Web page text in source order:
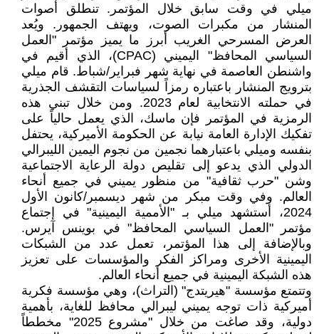
ميلي في وقت سابق خلال المؤتمر. تنطلق أصوات
المنشار من مكبرات الصوت، ويهتف الجمهور. ويُعد
العرض المسرحي الغريب أبرز ما يميز مؤتمر "العمل
السياسي المحافظ" اليميني (CPAC)، الذي أقيم في
واشنطن العاصمة في نهاية شهر فبراير/شباط. قام ميلي
بترويج المنشار باعتباره رمزاً لسياسات التقشف الجذرية
في حملته الانتخابية لعام 2023. ومن خلال تبني هذه
الرمزية في المؤتمر فإن ماسك، الذي يعمل حالياً على
تفكيك الإدارة العامة نيابة عن الحكومة الأميركية، يحتفل
بنفسه وميلي باعتبارهما نجمين من نجوم اليمين الليبرالي
الدولي الذي يدعو إلى تقليص دولة الرعاية الاجتماعية
وشن "حرب ثقافية" من منظور يميني في جميع أنحاء
العالم. وفي وقت مبكر من شهر ديسمبر/كانون الأول
2024، أستشهد ميلي بـ "الأممية اليمينية" في إجتماع
مؤتمر "العمل السياسي المحافظ" في بوينس آيرس.
وبالإضافة إلى هذا المؤتمر، تعمل عدد من الشبكات
اليمينية الأخرى ومراكز الفكر والمؤسسات على تعزيز
هذه الشبكة اليمينية في جميع أنحاء العالم.
وتتمتع مؤسسة "هيريتدج" (التراث)، وهي مؤسسة فكرية
أميركية ذات توجه يميني ليبرالي محافظ للغاية، بأهمية
دولية، وقد صاغت من خلال "مشروع 2025" مخططاً